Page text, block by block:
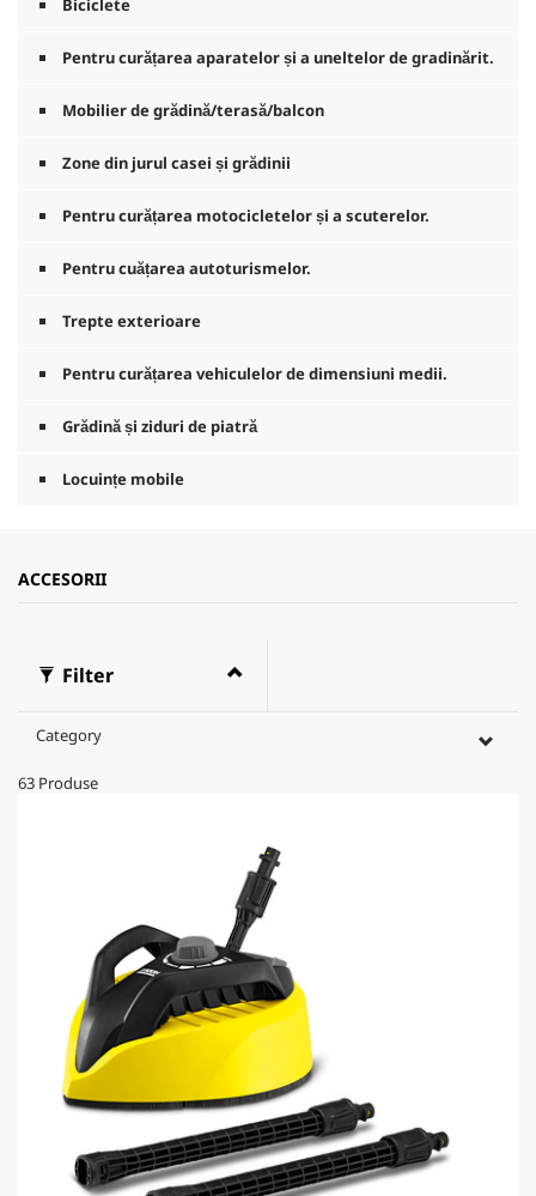
Biciclete
Pentru curățarea aparatelor și a uneltelor de gradinărit.
Mobilier de grădină/terasă/balcon
Zone din jurul casei și grădinii
Pentru curățarea motocicletelor și a scuterelor.
Pentru cuățarea autoturismelor.
Trepte exterioare
Pentru curățarea vehiculelor de dimensiuni medii.
Grădină și ziduri de piatră
Locuințe mobile
ACCESORII
Filter
Category
63 Produse